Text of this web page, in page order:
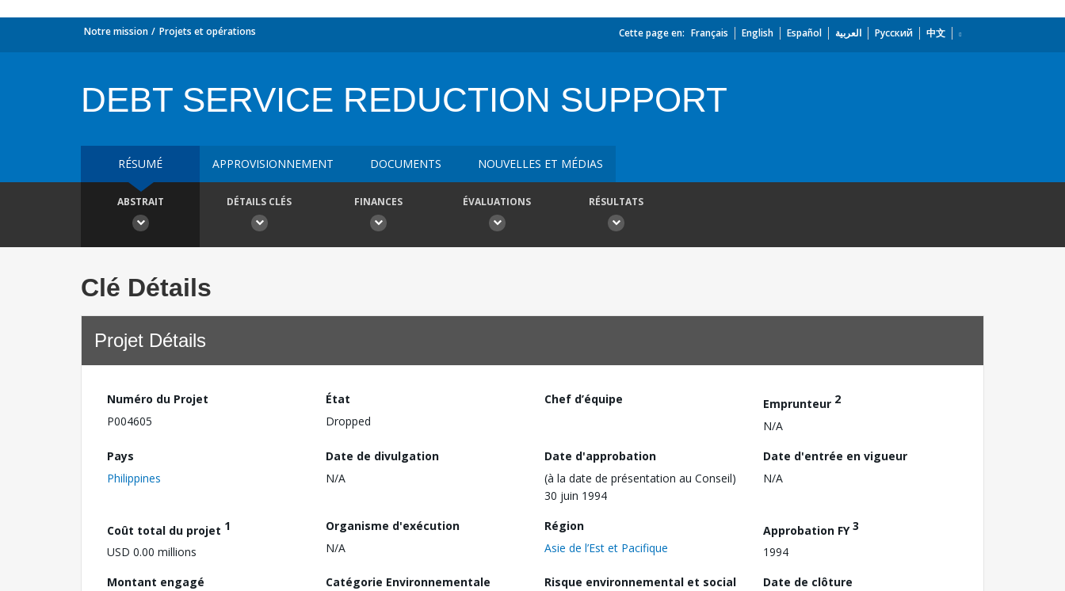
Notre mission Projets et opérations Cette page en: Français English Español العربية Русский 中文
DEBT SERVICE REDUCTION SUPPORT
RÉSUMÉ APPROVISIONNEMENT DOCUMENTS NOUVELLES ET MÉDIAS
ABSTRAIT DÉTAILS CLÉS FINANCES ÉVALUATIONS RÉSULTATS
Clé Détails
Projet Détails
Numéro du Projet
P004605
État
Dropped
Chef d’équipe Emprunteur 2
N/A
Pays
Philippines
Date de divulgation
N/A
Date d'approbation
(à la date de présentation au Conseil)
30 juin 1994
Date d'entrée en vigueur
N/A
Coût total du projet 1
USD 0.00 millions
Organisme d'exécution
N/A
Région
Asie de l’Est et Pacifique
Approbation FY3
1994
Montant engagé
Catégorie Environnementale
Risque environnemental et social
Date de clôture